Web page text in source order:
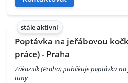
stále aktivní
Poptávka na jeřábovou
práce) - Praha
Zákazník(Praha)publikuje poptávku na
tuny